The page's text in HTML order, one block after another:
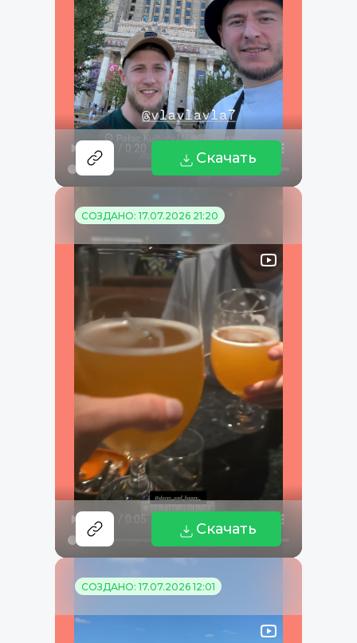
Скачать
СОЗДАНО: 17.07.2026 21:20
Скачать
СОЗДАНО: 17.07.2026 12:01